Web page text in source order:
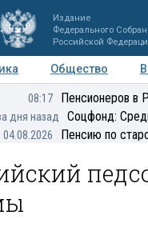
Издание
Федерального
Российской
Общество
Мнения Регионы
08:17 Пенсионеров в
дня назад Соцфонд:
04.08.2026 Пенсию по